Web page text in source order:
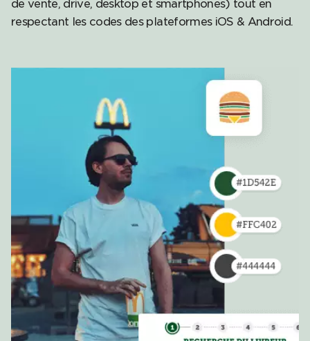
de vente, drive, desktop et smartphones) tout en
respectant les codes des plateformes iOS & Android.